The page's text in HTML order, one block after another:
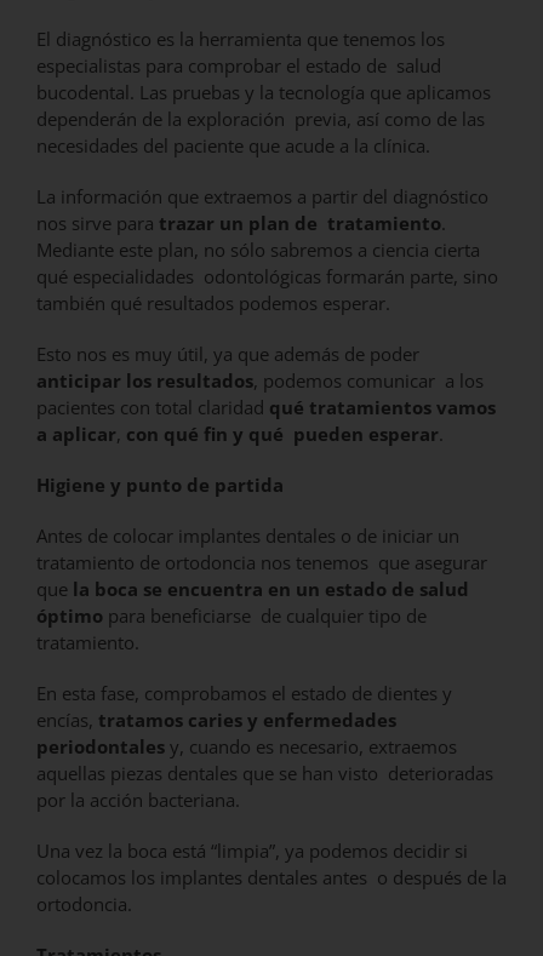
El diagnóstico es la herramienta que tenemos los
especialistas para comprobar el estado de salud
bucodental. Las pruebas y la tecnología que aplicamos
dependerán de la exploración previa, así como de las
necesidades del paciente que acude a la clínica.
La información que extraemos a partir del diagnóstico
nos sirve para trazar un plan de tratamiento.
Mediante este plan, no sólo sabremos a ciencia cierta
qué especialidades odontológicas formarán parte, sino
también qué resultados podemos esperar.
Esto nos es muy útil, ya que además de poder
anticipar los resultados, podemos comunicar a los
pacientes con total claridad qué tratamientos vamos
a aplicar, con qué fin y qué pueden esperar.
Higiene y punto de partida
Antes de colocar implantes dentales o de iniciar un
tratamiento de ortodoncia nos tenemos que asegurar
que la boca se encuentra en un estado de salud
óptimo para beneficiarse de cualquier tipo de
tratamiento.
En esta fase, comprobamos el estado de dientes y
encías, tratamos caries y enfermedades
periodontales y, cuando es necesario, extraemos
aquellas piezas dentales que se han visto deterioradas
por la acción bacteriana.
Una vez la boca está “limpia”, ya podemos decidir si
colocamos los implantes dentales antes o después de la
ortodoncia.